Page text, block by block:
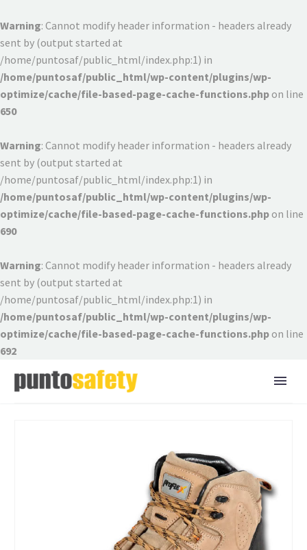
Warning: Cannot modify header information - headers already
sent by (output started at
/home/puntosaf/public_html/index.php:1) in
/home/puntosaf/public_html/wp-content/plugins/wp-
optimize/cache/file-based-page-cache-functions.php on line
650
Warning: Cannot modify header information - headers already
sent by (output started at
/home/puntosaf/public_html/index.php:1) in
/home/puntosaf/public_html/wp-content/plugins/wp-
optimize/cache/file-based-page-cache-functions.php on line
690
Warning: Cannot modify header information - headers already
sent by (output started at
/home/puntosaf/public_html/index.php:1) in
/home/puntosaf/public_html/wp-content/plugins/wp-
optimize/cache/file-based-page-cache-functions.php on line
692